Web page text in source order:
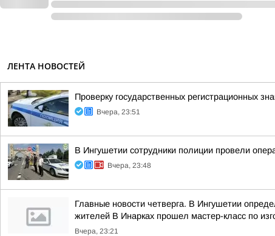
ЛЕНТА НОВОСТЕЙ
Проверку государственных регистрационных
Вчера, 23:51
В Ингушетии сотрудники полиции провели
Вчера, 23:48
Главные новости четверга. В Ингушетии
жителей В Инарках прошел мастер-класс по
Вчера, 23:21